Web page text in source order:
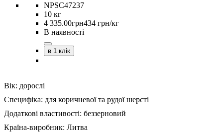
NPSC47237
10 кг
4 335.00грн434 грн/кг
В наявності
в 1 клік
Вік: дорослі
Специфіка: для коричневої та рудої шерсті
Додаткові властивості: беззерновий
Країна-виробник: Литва